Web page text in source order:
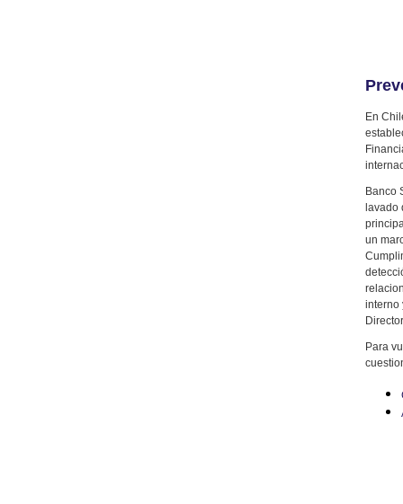
En
Banco
lavado
un
interno
Para